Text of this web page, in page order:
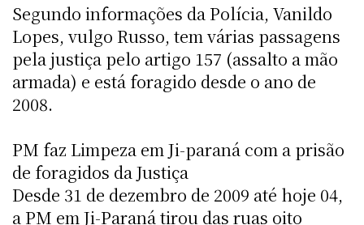
Segundo informações da Polícia, Vanildo
Lopes, vulgo Russo, tem várias passagens
pela justiça pelo artigo 157 (assalto a mão
armada) e está foragido desde o ano de
2008.
PM faz Limpeza em Ji-paraná com a prisão
de foragidos da Justiça
Desde 31 de dezembro de 2009 até hoje 04,
a PM em Ji-Paraná tirou das ruas oito